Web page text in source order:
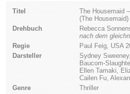
Titel
The Housemaid
(The Housemaid)
Drehbuch
Rebecca
nach dem
Regie
Paul Feig, USA
Darsteller
Sydney
Baucom-
Ellen Tamaki,
Cailen Fu,
Genre
Thriller